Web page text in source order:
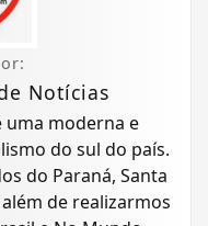
Notícias
uma moderna e
do país.
do Paraná, Santa
de realizarmos